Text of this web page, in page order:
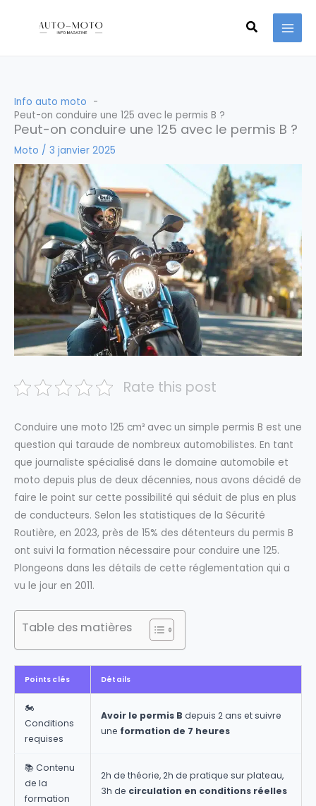
Info auto moto
Peut-on conduire une 125 avec le permis B​ ?
Peut-on conduire une 125 avec le permis B​ ?
Moto / 3 janvier 2025
Rate this post
Conduire une moto 125 cm³ avec un simple permis B est une
question qui taraude de nombreux automobilistes. En tant
que journaliste spécialisé dans le domaine automobile et
moto depuis plus de deux décennies, nous avons décidé de
faire le point sur cette possibilité qui séduit de plus en plus
de conducteurs. Selon les statistiques de la Sécurité
Routière, en 2023, près de 15% des détenteurs du permis B
ont suivi la formation nécessaire pour conduire une 125.
Plongeons dans les détails de cette réglementation qui a
vu le jour en 2011.
Table des matières
Points clés Détails
🏍️
Conditions
requises
Avoir le permis B depuis 2 ans et suivre
une formation de 7 heures
📚 Contenu
de la
formation
2h de théorie, 2h de pratique sur plateau,
3h de circulation en conditions réelles